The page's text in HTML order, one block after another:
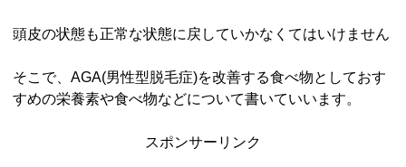
頭皮の状態も正常な状態に戻していかなくてはいけません
そこで、AGA(男性型脱毛症)を改善する食べ物としておす
すめの栄養素や食べ物などについて書いていいます。
スポンサーリンク